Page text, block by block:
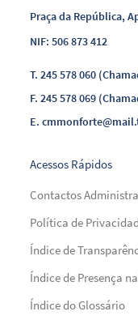
Praça da República,
NIF: 506 873 412
T.245 578 060
F.245 578 069
E.
Acessos Rápidos
Contactos
Política de
Índice de
Índice de Presença
Índice do Glossário